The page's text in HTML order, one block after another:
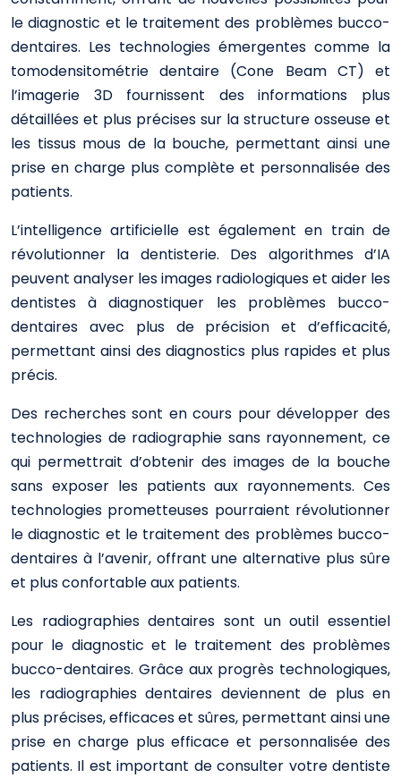
le diagnostic et le traitement des problèmes bucco-
dentaires. Les technologies émergentes comme la
tomodensitométrie dentaire (Cone Beam CT) et
l’imagerie 3D fournissent des informations plus
détaillées et plus précises sur la structure osseuse et
les tissus mous de la bouche, permettant ainsi une
prise en charge plus complète et personnalisée des
patients.
L’intelligence artificielle est également en train de
révolutionner la dentisterie. Des algorithmes d’IA
peuvent analyser les images radiologiques et aider les
dentistes à diagnostiquer les problèmes bucco-
dentaires avec plus de précision et d’efficacité,
permettant ainsi des diagnostics plus rapides et plus
précis.
Des recherches sont en cours pour développer des
technologies de radiographie sans rayonnement, ce
qui permettrait d’obtenir des images de la bouche
sans exposer les patients aux rayonnements. Ces
technologies prometteuses pourraient révolutionner
le diagnostic et le traitement des problèmes bucco-
dentaires à l’avenir, offrant une alternative plus sûre
et plus confortable aux patients.
Les radiographies dentaires sont un outil essentiel
pour le diagnostic et le traitement des problèmes
bucco-dentaires. Grâce aux progrès technologiques,
les radiographies dentaires deviennent de plus en
plus précises, efficaces et sûres, permettant ainsi une
prise en charge plus efficace et personnalisée des
patients. Il est important de consulter votre dentiste